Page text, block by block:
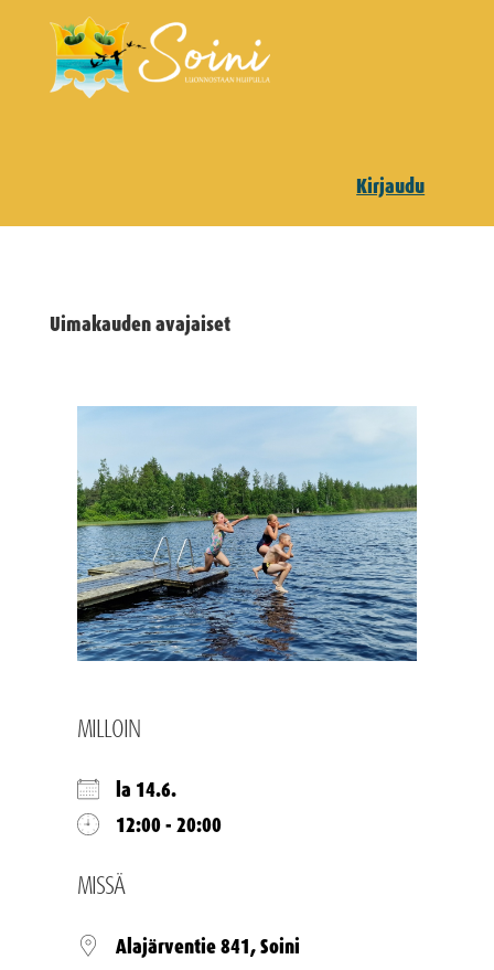
Kirjaudu
Uimakauden avajaiset
MILLOIN
la 14.6.
12:00 - 20:00
MISSÄ
Alajärventie 841, Soini